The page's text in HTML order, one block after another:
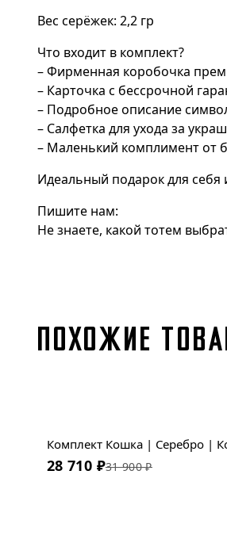
Вес серёжек: 2,2 гр
Что входит в комплект?
– Фирменная коробочка
– Карточка с бессрочной
– Подробное описание
– Салфетка для ухода за
– Маленький комплимент от
Идеальный подарок для себя
Пишите нам:
Не знаете, какой тотем
ПОХОЖИЕ
Комплект Кошка | Серебро |
28 710 ₽31 900 ₽